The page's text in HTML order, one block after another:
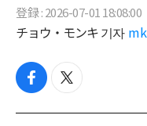
登録 : 2026-07-01 18:08:00
チョウ・モンキ 기자
f
c
t
i